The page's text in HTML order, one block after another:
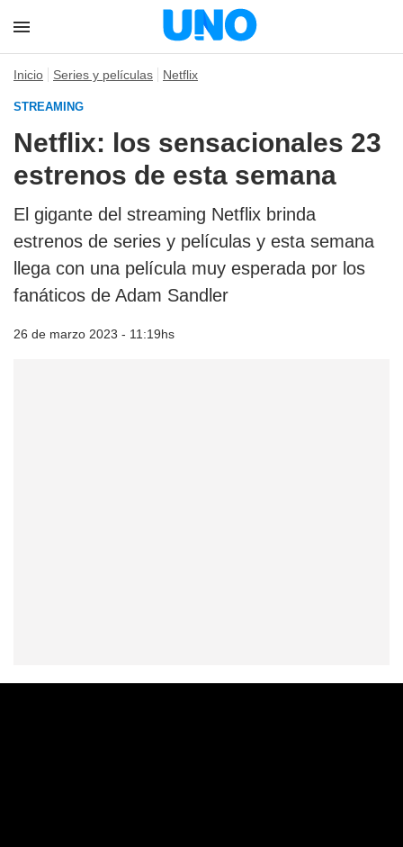
Inicio Series y películas Netflix
STREAMING
Netflix: los sensacionales 23
estrenos de esta semana
El gigante del streaming Netflix brinda
estrenos de series y películas y esta semana
llega con una película muy esperada por los
fanáticos de Adam Sandler
26 de marzo 2023 - 11:19hs